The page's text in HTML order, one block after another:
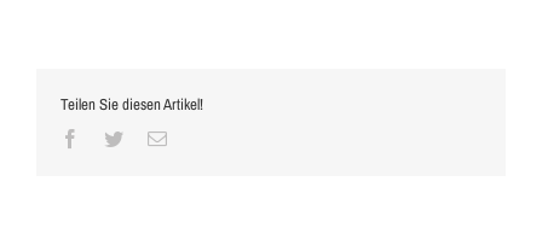
Teilen Sie diesen Artikel!
Facebook
TwitterE-